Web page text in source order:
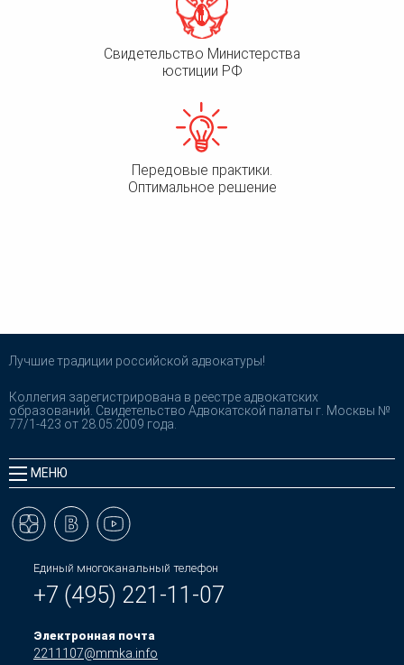
Свидетельство Министерства
юстиции РФ
Передовые практики.
Оптимальное решение
Лучшие традиции российской адвокатуры!
Коллегия зарегистрирована в реестре адвокатских
образований. Свидетельство Адвокатской палаты г. Москвы №
77/1-423 от 28.05.2009 года.
МЕНЮ
Единый многоканальный телефон
+7 (495) 221-11-07
Электронная почта
2211107@mmka.info